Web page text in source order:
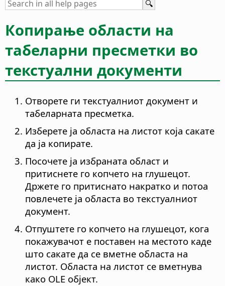
Копирање области на
табеларни пресметки во
текстуални документи
Отворете ги текстуалниот документ и
табеларната пресметка.
Изберете ја областа на листот која сакате
да ја копирате.
Посочете ја избраната област и
притиснете го копчето на глушецот.
Држете го притиснато накратко и потоа
повлечете ја областа во текстуалниот
документ.
Отпуштете го копчето на глушецот, кога
покажувачот е поставен на местото каде
што сакате да се вметне областа на
листот. Областа на листот се вметнува
како OLE објект.